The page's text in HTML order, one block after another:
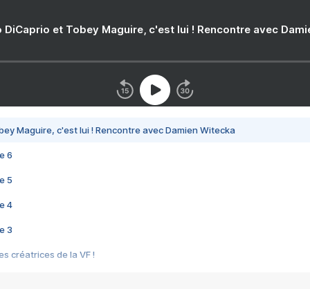
DiCaprio et Tobey Maguire, c'est lui ! Rencontre avec
Maguire, c'est lui ! Rencontre avec Damien Witecka
6
5
4
3
créatrices de la VF !